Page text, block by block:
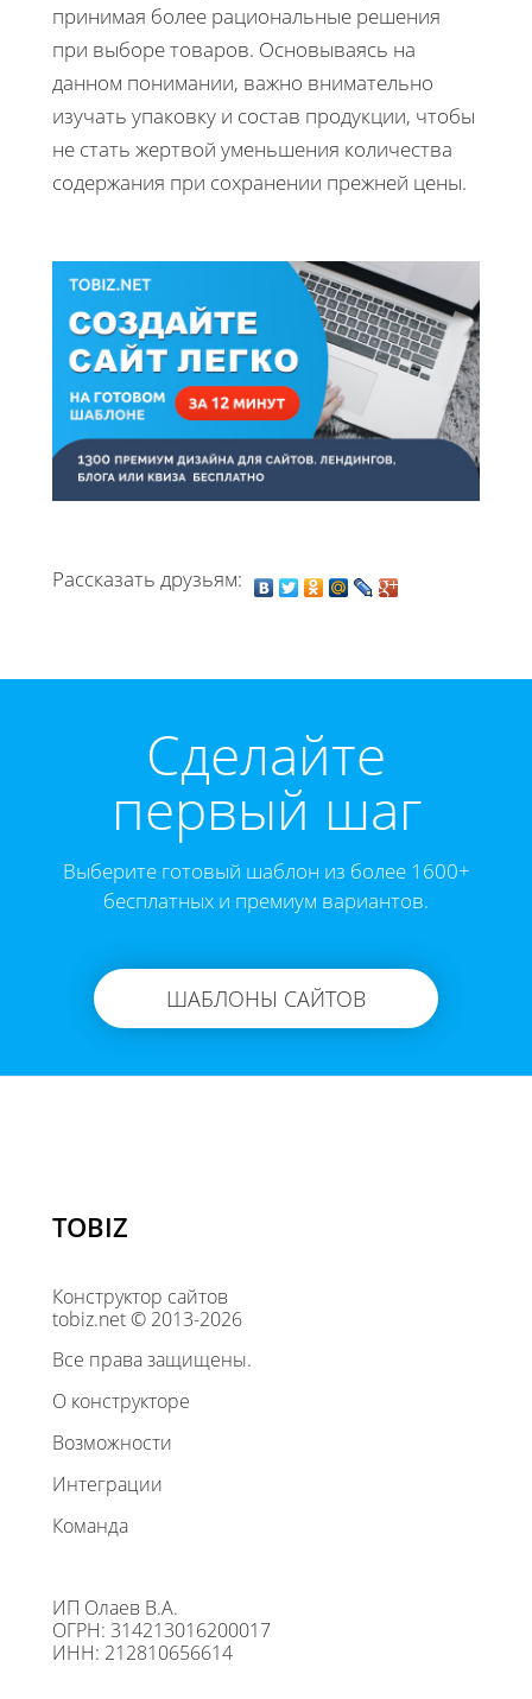
принимая более рациональные решения
при выборе товаров. Основываясь на
данном понимании, важно внимательно
изучать упаковку и состав продукции, чтобы
не стать жертвой уменьшения количества
содержания при сохранении прежней цены.
Рассказать друзьям:
Cделайте
первый шаг
Выберите готовый шаблон из более 1600+
бесплатных и премиум вариантов.
ШАБЛОНЫ САЙТОВ
TOBIZ
Конструктор сайтов
tobiz.net © 2013-2026
Все права защищены.
О конструкторе
Возможности
Интеграции
Команда
ИП Олаев В.А.
ОГРН: 314213016200017
ИНН: 212810656614